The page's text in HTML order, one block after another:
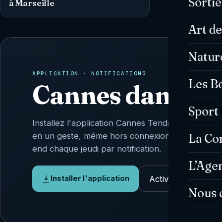
Art
Les
Sport
La
Nous
à Marseille
APPLICATION · NOTIFICATIONS
Cannes dans
Installez l'application Cannes Tendances : l'actu
en un geste, même hors connexion, et
end chaque jeudi par notification.
Installer l'application Activer les alertes